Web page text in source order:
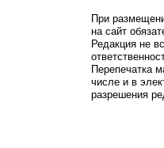
При
на сайт
Редакция не
Перепечатка
числе и в
разрешения